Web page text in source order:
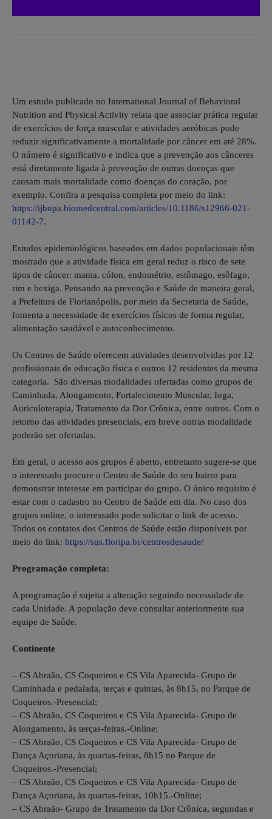
Um estudo publicado no International Journal of Behavioral
Nutrition and Physical Activity relata que associar prática regular
de exercícios de força muscular e atividades aeróbicas pode
reduzir significativamente a mortalidade por câncer em até 28%.
O número é significativo e indica que a prevenção aos cânceres
está diretamente ligada à prevenção de outras doenças que
causam mais mortalidade como doenças do coração, por
exemplo. Confira a pesquisa completa por meio do link:
https://ijbnpa.biomedcentral.com/articles/10.1186/s12966-021-
01142-7.
Estudos epidemiológicos baseados em dados populacionais têm
mostrado que a atividade física em geral reduz o risco de sete
tipos de câncer: mama, cólon, endométrio, estômago, esôfago,
rim e bexiga. Pensando na prevenção e Saúde de maneira geral,
a Prefeitura de Florianópolis, por meio da Secretaria de Saúde,
fomenta a necessidade de exercícios físicos de forma regular,
alimentação saudável e autoconhecimento.
Os Centros de Saúde oferecem atividades desenvolvidas por 12
profissionais de educação física e outros 12 residentes da mesma
categoria. São diversas modalidades ofertadas como grupos de
Caminhada, Alongamento, Fortalecimento Muscular, Ioga,
Auriculoterapia, Tratamento da Dor Crônica, entre outros. Com o
retorno das atividades presenciais, em breve outras modalidade
poderão ser ofertadas.
Em geral, o acesso aos grupos é aberto, entretanto sugere-se que
o interessado procure o Centro de Saúde do seu bairro para
demonstrar interesse em participar do grupo. O único requisito é
estar com o cadastro no Centro de Saúde em dia. No caso dos
grupos online, o interessado pode solicitar o link de acesso.
Todos os contatos dos Centros de Saúde estão disponíveis por
meio do link: https://sus.floripa.br/centrosdesaude/
Programação completa:
A programação é sujeita a alteração seguindo necessidade de
cada Unidade. A população deve consultar anteriormente sua
equipe de Saúde.
Continente
– CS Abraão, CS Coqueiros e CS Vila Aparecida- Grupo de
Caminhada e pedalada, terças e quintas, às 8h15, no Parque de
Coqueiros.-Presencial;
– CS Abraão, CS Coqueiros e CS Vila Aparecida- Grupo de
Alongamento, às terças-feiras.-Online;
– CS Abraão, CS Coqueiros e CS Vila Aparecida- Grupo de
Dança Açoriana, às quartas-feiras, 8h15 no Parque de
Coqueiros.-Presencial;
– CS Abraão, CS Coqueiros e CS Vila Aparecida- Grupo de
Dança Açoriana, às quartas-feiras, 10h15.-Online;
– CS Abraão- Grupo de Tratamento da Dor Crônica, segundas e